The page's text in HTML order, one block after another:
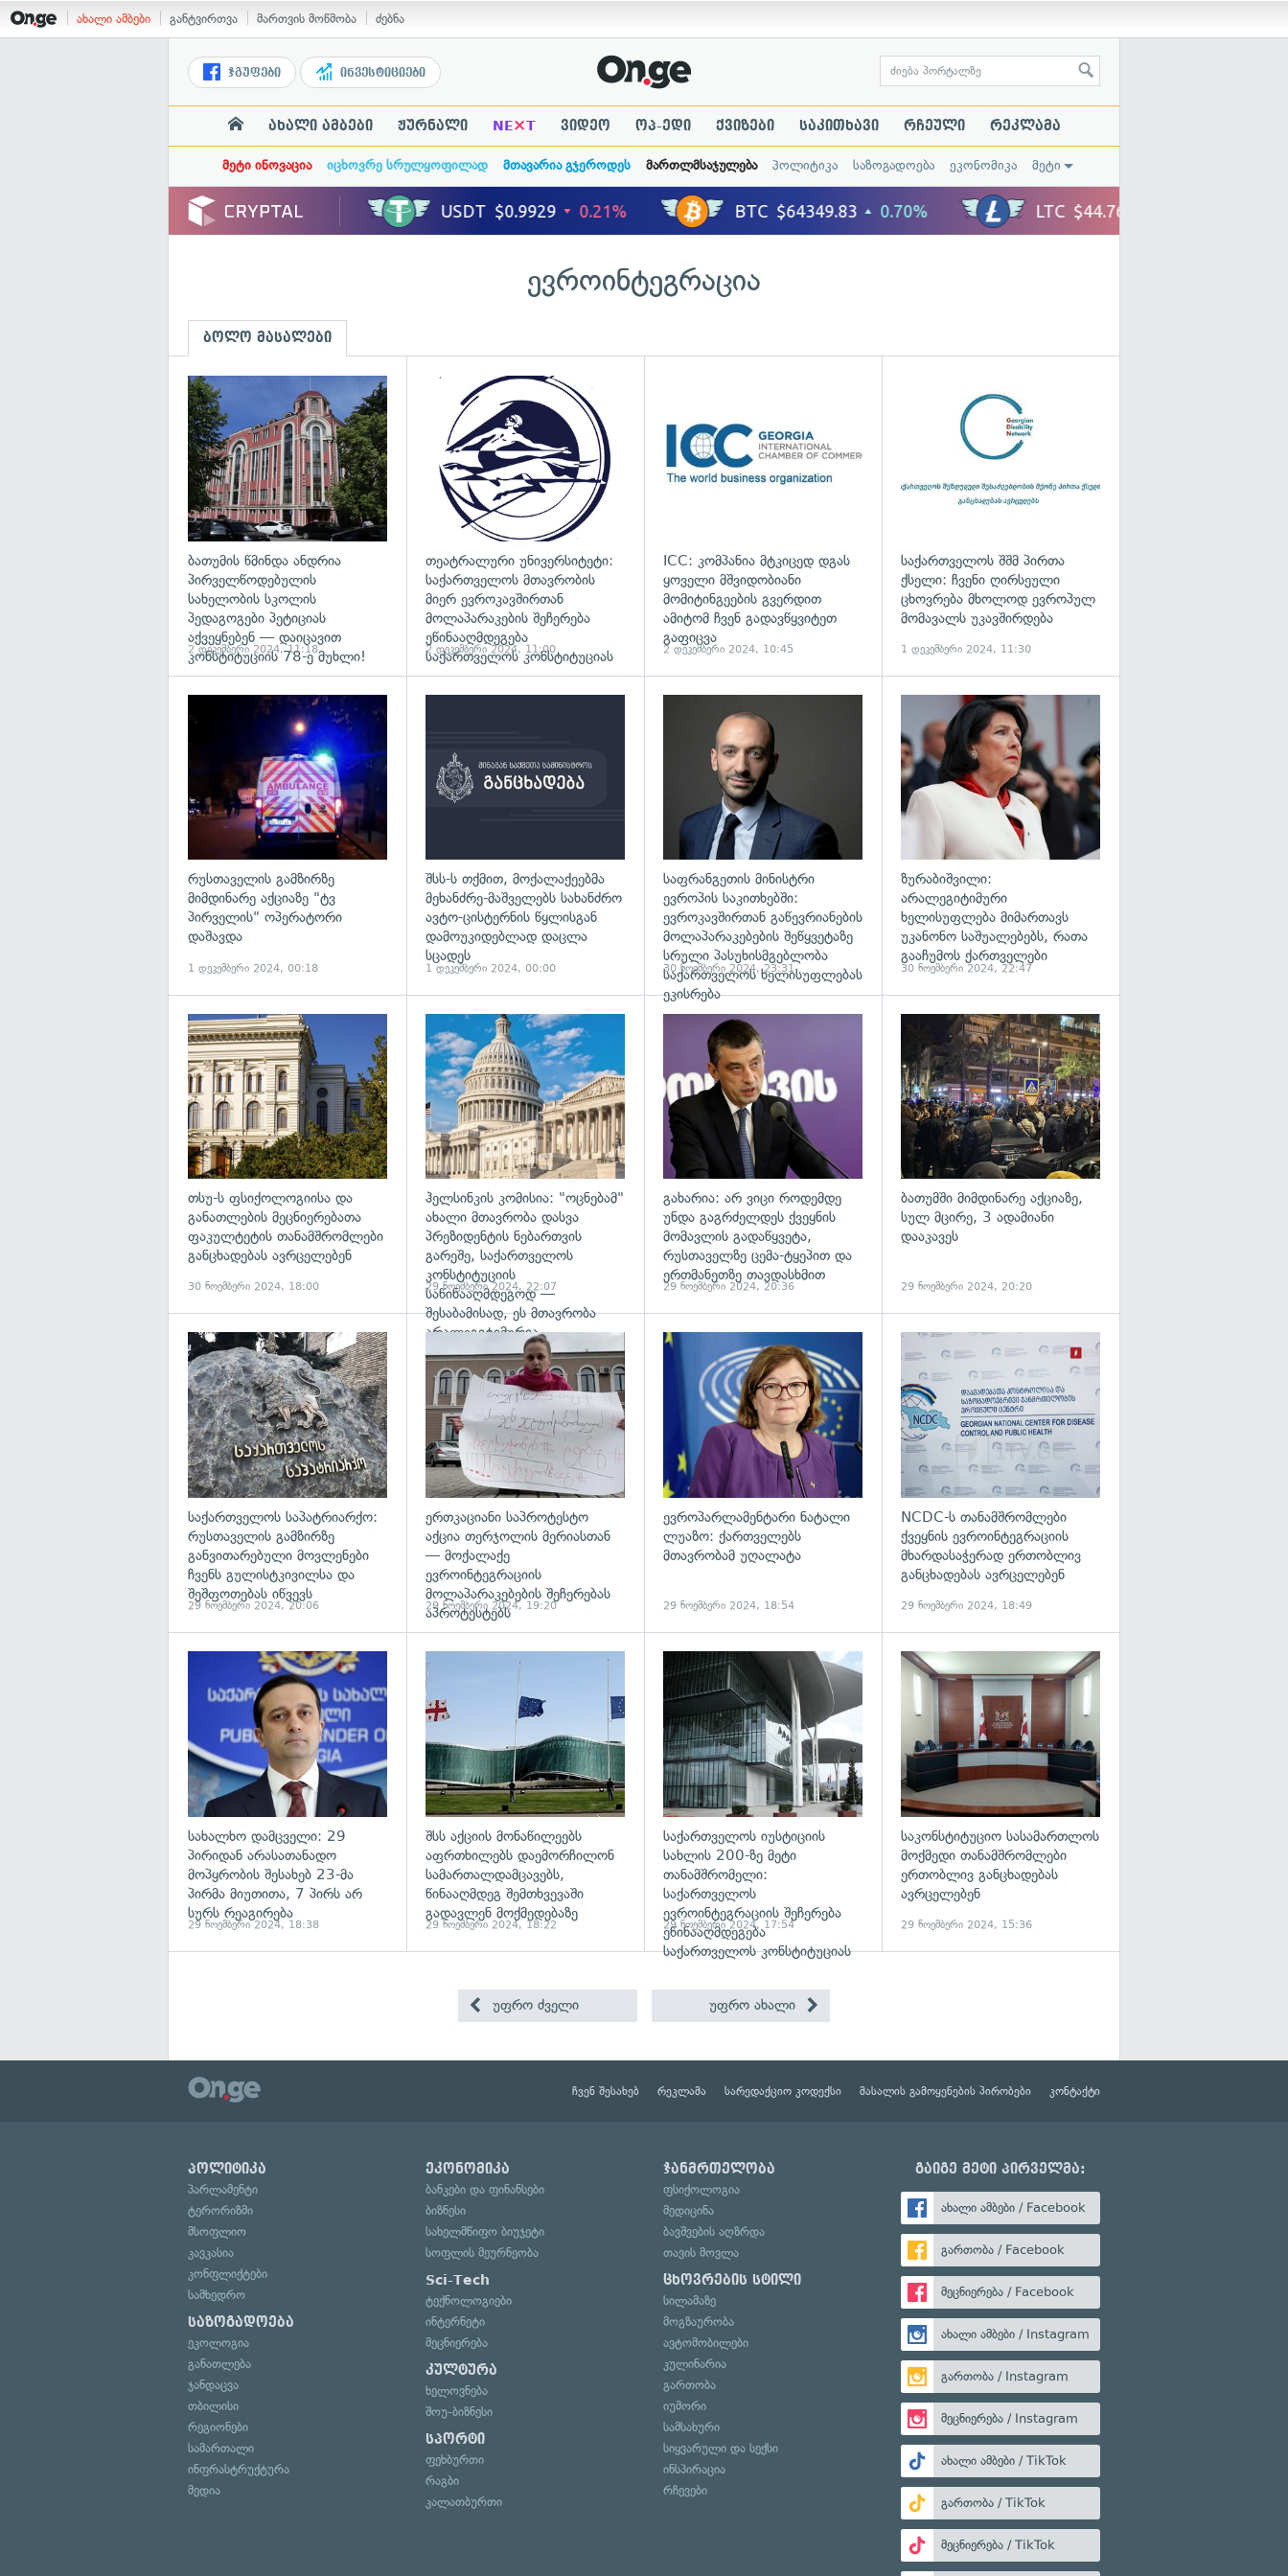
ახალი ამბები განტვირთვა მართვის მოწმობა ძებნა
ჯგუფები ინვესტიციები
ახალი ამბები ჟურნალი NE×T ვიდეო ოპ-ედი ქვიზები საკითხავი რჩეული რეკლამა
მეტი ინოვაცია იცხოვრე სრულყოფილად მთავარია გჯეროდეს მართლმსაჯულება პოლიტიკა საზოგადოება ეკონომიკა მეტი
ევროინტეგრაცია
ბოლო მასალები
გადახედვა
ბათუმის წმინდა ანდრია
პირველწოდებულის
სახელობის სკოლის
პედაგოგები პეტიციას
აქვეყნებენ — დაიცავით
კონსტიტუციის 78-ე მუხლი!
2 დეკემბერი 2024, 11:18
თეატრალური უნივერსიტეტი:
საქართველოს მთავრობის
მიერ ევროკავშირთან
მოლაპარაკების შეჩერება
ეწინააღმდეგება
საქართველოს კონსტიტუციას
2 დეკემბერი 2024, 11:00
ICC: კომპანია მტკიცედ დგას
ყოველი მშვიდობიანი
მომიტინგეების გვერდით
ამიტომ ჩვენ გადავწყვიტეთ
გაფიცვა
2 დეკემბერი 2024, 10:45
საქართველოს შშმ პირთა
ქსელი: ჩვენი ღირსეული
ცხოვრება მხოლოდ ევროპულ
მომავალს უკავშირდება
1 დეკემბერი 2024, 11:30
რუსთაველის გამზირზე
მიმდინარე აქციაზე "ტვ
პირველის" ოპერატორი
დაშავდა
1 დეკემბერი 2024, 00:18
შსს-ს თქმით, მოქალაქეებმა
მეხანძრე-მაშველებს სახანძრო
ავტო-ცისტერნის წყლისგან
დამოუკიდებლად დაცლა
სცადეს
1 დეკემბერი 2024, 00:00
საფრანგეთის მინისტრი
ევროპის საკითხებში:
ევროკავშირთან გაწევრიანების
მოლაპარაკებების შეწყვეტაზე
სრული პასუხისმგებლობა
საქართველოს ხელისუფლებას
ეკისრება
30 ნოემბერი 2024, 23:31
ზურაბიშვილი:
არალეგიტიმური
ხელისუფლება მიმართავს
უკანონო საშუალებებს, რათა
გააჩუმოს ქართველები
30 ნოემბერი 2024, 22:47
გადახედვა
თსუ-ს ფსიქოლოგიისა და
განათლების მეცნიერებათა
ფაკულტეტის თანამშრომლები
განცხადებას ავრცელებენ
30 ნოემბერი 2024, 18:00
გადახედვა
ჰელსინკის კომისია: "ოცნებამ"
ახალი მთავრობა დასვა
პრეზიდენტის ნებართვის
გარეშე, საქართველოს
კონსტიტუციის
საწინააღმდეგოდ —
შესაბამისად, ეს მთავრობა
არალეგიტიმურია
29 ნოემბერი 2024, 22:07
გადახედვა
გახარია: არ ვიცი როდემდე
უნდა გაგრძელდეს ქვეყნის
მომავლის გადაწყვეტა,
რუსთაველზე ცემა-ტყეპით და
ერთმანეთზე თავდასხმით
29 ნოემბერი 2024, 20:36
ბათუმში მიმდინარე აქციაზე,
სულ მცირე, 3 ადამიანი
დააკავეს
29 ნოემბერი 2024, 20:20
გადახედვა
საქართველოს საპატრიარქო:
რუსთაველის გამზირზე
განვითარებული მოვლენები
ჩვენს გულისტკივილსა და
შეშფოთებას იწვევს
29 ნოემბერი 2024, 20:06
ერთკაციანი საპროტესტო
აქცია თერჯოლის მერიასთან
— მოქალაქე
ევროინტეგრაციის
მოლაპარაკებების შეჩერებას
აპროტესტებს
29 ნოემბერი 2024, 19:20
გადახედვა
ევროპარლამენტარი ნატალი
ლუაზო: ქართველებს
მთავრობამ უღალატა
29 ნოემბერი 2024, 18:54
NCDC-ს თანამშრომლები
ქვეყნის ევროინტეგრაციის
მხარდასაჭერად ერთობლივ
განცხადებას ავრცელებენ
29 ნოემბერი 2024, 18:49
გადახედვა
სახალხო დამცველი: 29
პირიდან არასათანადო
მოპყრობის შესახებ 23-მა
პირმა მიუთითა, 7 პირს არ
სურს რეაგირება
29 ნოემბერი 2024, 18:38
გადახედვა
შსს აქციის მონაწილეებს
აფრთხილებს დაემორჩილონ
სამართალდამცავებს,
წინააღმდეგ შემთხვევაში
გადავლენ მოქმედებაზე
29 ნოემბერი 2024, 18:22
გადახედვა
საქართველოს იუსტიციის
სახლის 200-ზე მეტი
თანამშრომელი:
საქართველოს
ევროინტეგრაციის შეჩერება
ეწინააღმდეგება
საქართველოს კონსტიტუციას
29 ნოემბერი 2024, 17:54
საკონსტიტუციო სასამართლოს
მოქმედი თანამშრომლები
ერთობლივ განცხადებას
ავრცელებენ
29 ნოემბერი 2024, 15:36
უფრო ძველი უფრო ახალი
ჩვენ შესახებ რეკლამა სარედაქციო კოდექსი მასალის გამოყენების პირობები კონტაქტი
პოლიტიკა
პარლამენტი
ტერორიზმი
მსოფლიო
კავკასია
კონფლიქტები
სამხედრო
საზოგადოება
ეკოლოგია
განათლება
ჯანდაცვა
თბილისი
რეგიონები
სამართალი
ინფრასტრუქტურა
მედია
ეკონომიკა
ბანკები და ფინანსები
ბიზნესი
სახელმწიფო ბიუჯეტი
სოფლის მეურნეობა
Sci-Tech
ტექნოლოგიები
ინტერნეტი
მეცნიერება
კულტურა
ხელოვნება
შოუ-ბიზნესი
სპორტი
ფეხბურთი
რაგბი
კალათბურთი
ჯანმრთელობა
ფსიქოლოგია
მედიცინა
ბავშვების აღზრდა
თავის მოვლა
ცხოვრების სტილი
სილამაზე
მოგზაურობა
ავტომობილები
კულინარია
გართობა
იუმორი
სამსახური
სიყვარული და სექსი
ინსპირაცია
რჩევები
გაიგე მეტი პირველმა:
ახალი ამბები / Facebook
გართობა / Facebook
მეცნიერება / Facebook
ახალი ამბები / Instagram
გართობა / Instagram
მეცნიერება / Instagram
ახალი ამბები / TikTok
გართობა / TikTok
მეცნიერება / TikTok